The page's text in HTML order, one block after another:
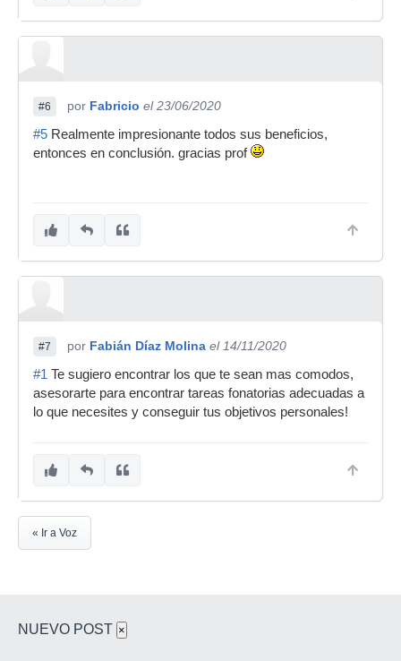
#6 por Fabricio el 23/06/2020
#5 Realmente impresionante todos sus beneficios,
entonces en conclusión. gracias prof
#7 por Fabián Díaz Molina el 14/11/2020
#1 Te sugiero encontrar los que te sean mas comodos,
asesorarte para encontrar tareas fonatorias adecuadas a
lo que necesites y conseguir tus objetivos personales!
« Ir a Voz
NUEVO POST ×